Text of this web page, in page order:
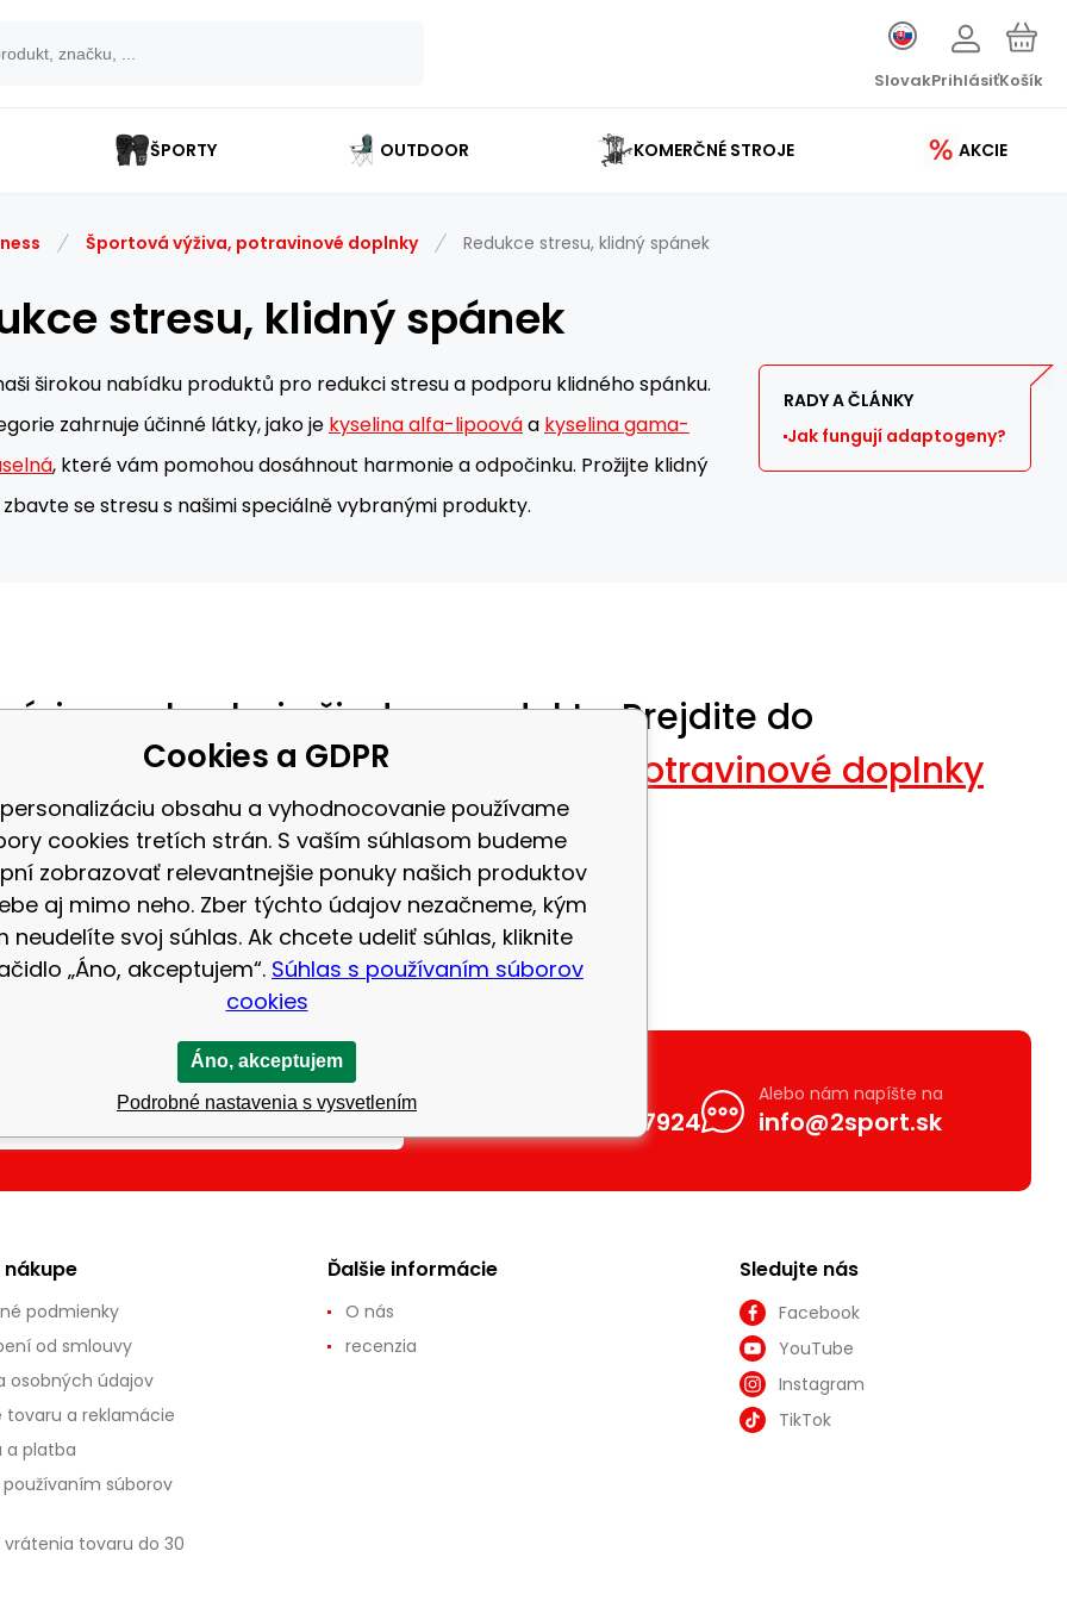
SlovakPrihlásiťKošík
ŠPORTY OUTDOOR KOMERČNÉ STROJE AKCIE
Športová výživa, potravinové doplnky Redukce stresu, klidný spánek
stresu, klidný spánek
RADY A ČLÁNKY
Jak fungují adaptogeny?
širokou nabídku produktů pro redukci stresu a podporu klidného spánku.
zahrnuje účinné látky, jako je kyselina alfa-lipoováa kyselina gama-
, které vám pomohou dosáhnout harmonie a odpočinku. Prožijte klidný
se stresu s našimi speciálně vybranými produkty.
neobsahuje žiadne produkty.Prejdite do
kategórie:Športová výživa, potravinové doplnky
info@2sport.sk
+420601557924
PRIHLÁSIŤ +420601557924
Alebo nám napíšte na
info@2sport.sk
podmienky
od smlouvy
osobných údajov
tovaru a reklamácie
a platba
používaním súborov
vrátenia tovaru do 30
Ďalšie informácie
O nás
recenzia
Sledujte nás
Facebook
YouTube
Instagram
TikTok
Cookies a GDPR
obsahu a vyhodnocovanie používame
cookies tretích strán. S vaším súhlasom budeme
zobrazovať relevantnejšie ponuky našich produktov
aj mimo neho. Zber týchto údajov nezačneme, kým
neudelíte svoj súhlas. Ak chcete udeliť súhlas, kliknite
„Áno, akceptujem“. Súhlas s používaním súborov
cookies
Áno, akceptujem
Podrobné nastavenia s vysvetlením